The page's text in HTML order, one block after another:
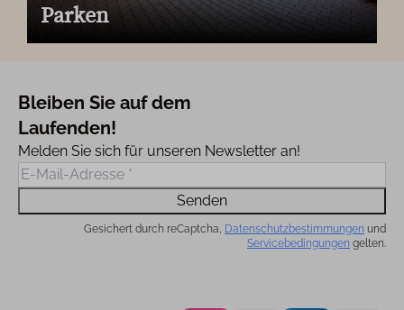
Parken
Bleiben Sie auf dem
Laufenden!
Melden Sie sich für unseren Newsletter an!
Senden
Gesichert durch reCaptcha, Datenschutzbestimmungen und
Servicebedingungen gelten.